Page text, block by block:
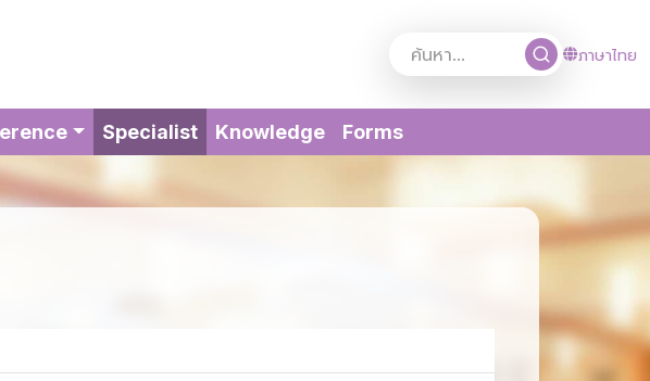
ภาษาไทย
Specialist(current)
Knowledge Forms